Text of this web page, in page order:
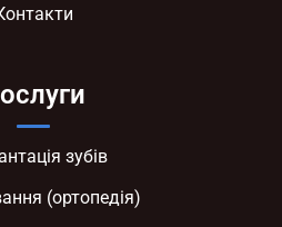
зубів
(ортопедія)